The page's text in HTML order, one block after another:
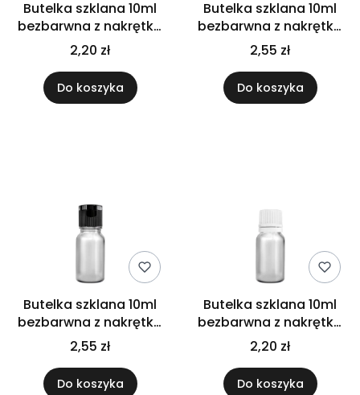
Butelka szklana 10ml
bezbarwna z nakrętką
czarną
2,20 zł
Do koszyka
Butelka szklana 10ml
bezbarwna z nakrętką
flip top białą
2,55 zł
Do koszyka
Butelka szklana 10ml
bezbarwna z nakrętką
Flip Top czarną
2,55 zł
Do koszyka
Butelka szklana 10ml
bezbarwna z nakrętką
plastikową białą
2,20 zł
Do koszyka